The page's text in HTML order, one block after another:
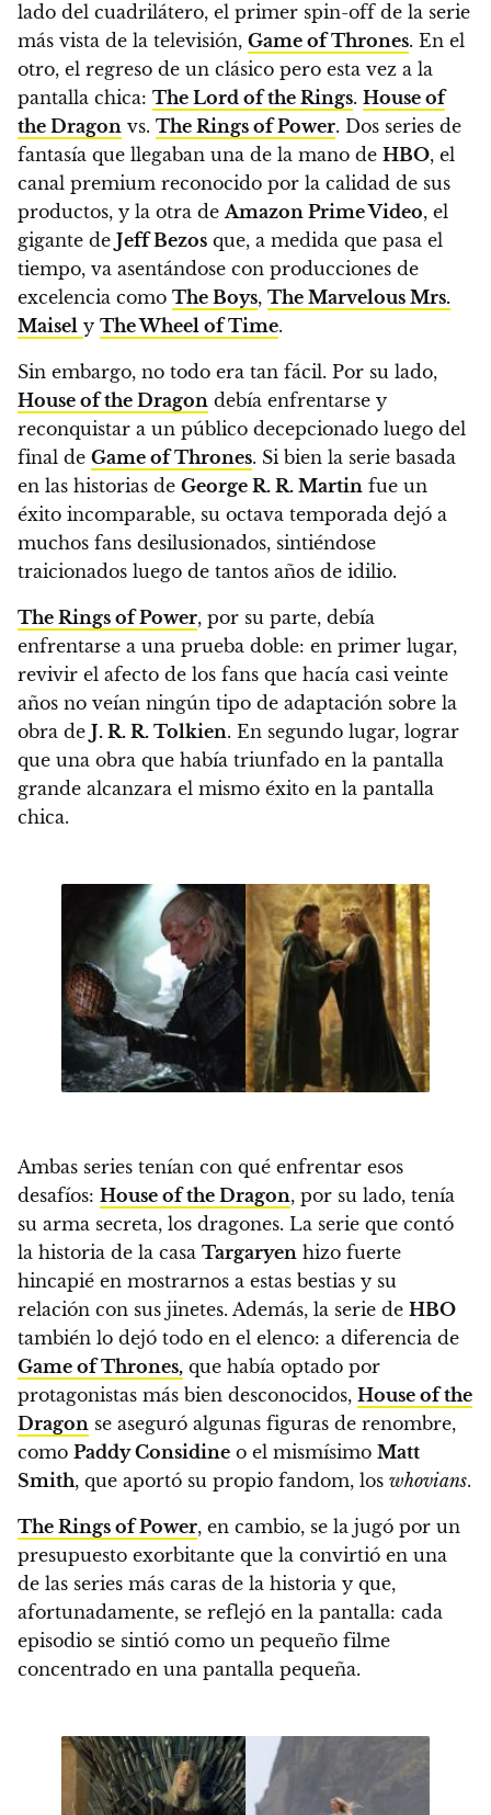
lado del cuadrilátero, el primer spin-off de la serie
más vista de la televisión, Game of Thrones. En el
otro, el regreso de un clásico pero esta vez a la
pantalla chica: The Lord of the Rings. House of
the Dragon vs. The Rings of Power. Dos series de
fantasía que llegaban una de la mano de HBO, el
canal premium reconocido por la calidad de sus
productos, y la otra deAmazon Prime Video, el
gigante de Jeff Bezos que, a medida que pasa el
tiempo, va asentándose con producciones de
excelencia como The Boys, The Marvelous Mrs.
Maisel y The Wheel of Time.
Sin embargo, no todo era tan fácil. Por su lado,
House of the Dragon debía enfrentarse y
reconquistar a un público decepcionado luego del
final de Game of Thrones. Si bien la serie basada
en las historias de George R. R. Martin fue un
éxito incomparable, su octava temporada dejó a
muchos fans desilusionados, sintiéndose
traicionados luego de tantos años de idilio.
The Rings of Power, por su parte, debía
enfrentarse a una prueba doble: en primer lugar,
revivir el afecto de los fans que hacía casi veinte
años no veían ningún tipo de adaptación sobre la
obra de J. R. R. Tolkien. En segundo lugar, lograr
que una obra que había triunfado en la pantalla
grande alcanzara el mismo éxito en la pantalla
chica.
Ambas series tenían con qué enfrentar esos
desafíos: House of the Dragon, por su lado, tenía
su arma secreta, los dragones. La serie que contó
la historia de la casa Targaryen hizo fuerte
hincapié en mostrarnos a estas bestias y su
relación con sus jinetes. Además, la serie de HBO
también lo dejó todo en el elenco: a diferencia de
Game of Thrones, que había optado por
protagonistas más bien desconocidos, House of the
Dragon se aseguró algunas figuras de renombre,
como Paddy Considine o el mismísimo Matt
Smith, que aportó su propio fandom, los whovians.
The Rings of Power, en cambio, se la jugó por un
presupuesto exorbitante que la convirtió en una
de las series más caras de la historia y que,
afortunadamente, se reflejó en la pantalla: cada
episodio se sintió como un pequeño filme
concentrado en una pantalla pequeña.